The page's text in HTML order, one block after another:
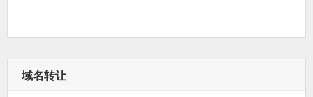
域名转让